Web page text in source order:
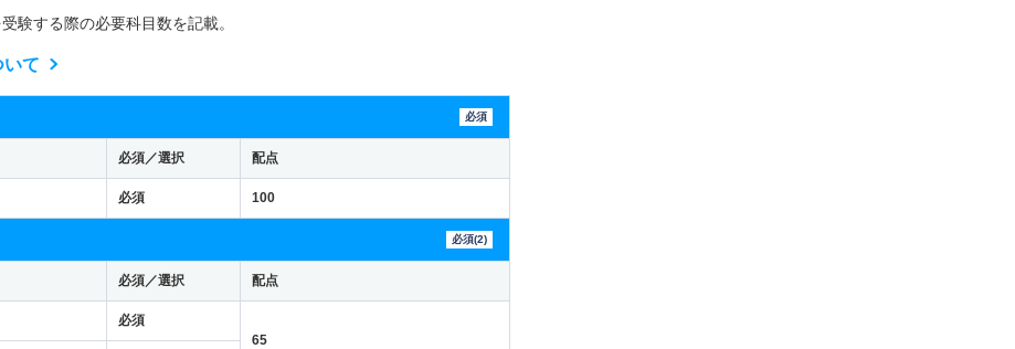
験する際の必要科目数を記載。
いて
必須
必須／選択 配点
必須 100
必須(2)
必須／選択 配点
必須
65